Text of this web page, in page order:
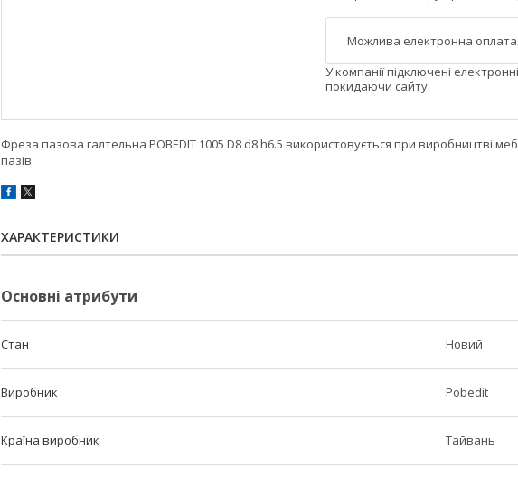
У компанії підключені
покидаючи сайту.
Фреза пазова галтельна POBEDIT 1005 D8 d8 h6.5 використовується при виробництві
пазів.
ХАРАКТЕРИСТИКИ
Основні атрибути
Стан Новий
Виробник Pobedit
Країна виробник Тайвань